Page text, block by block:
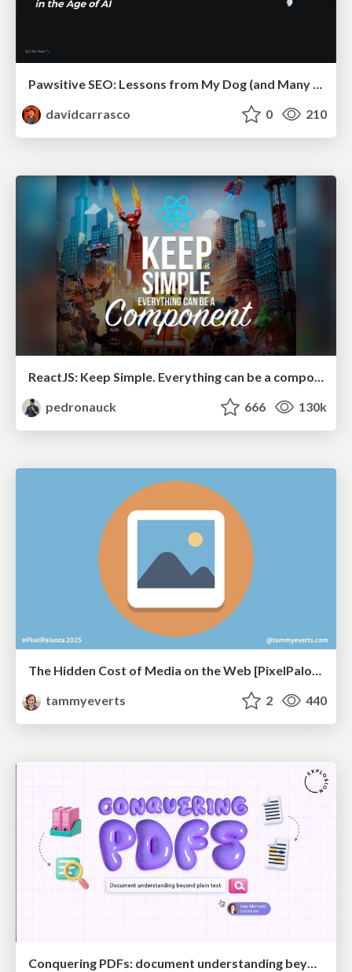
Pawsitive SEO: Lessons from My Dog (and Many Mistakes) on Thriving as a Consultant in the Age of AI
davidcarrasco
0 210
ReactJS: Keep Simple. Everything can be a component!
pedronauck
666 130k
The Hidden Cost of Media on the Web [PixelPalooza 2025]
tammyeverts
2 440
Conquering PDFs: document understanding beyond plain text